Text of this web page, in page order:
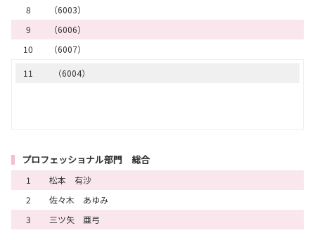
24
（5025）
25
（5001）
26
（5006）
27
（5026）
8
（6003）
9
（6006）
10
（6007）
11
（6004）
プロフェッショナル部門 総合
1
松本 有沙
2
佐々木 あゆみ
3
三ツ矢 亜弓